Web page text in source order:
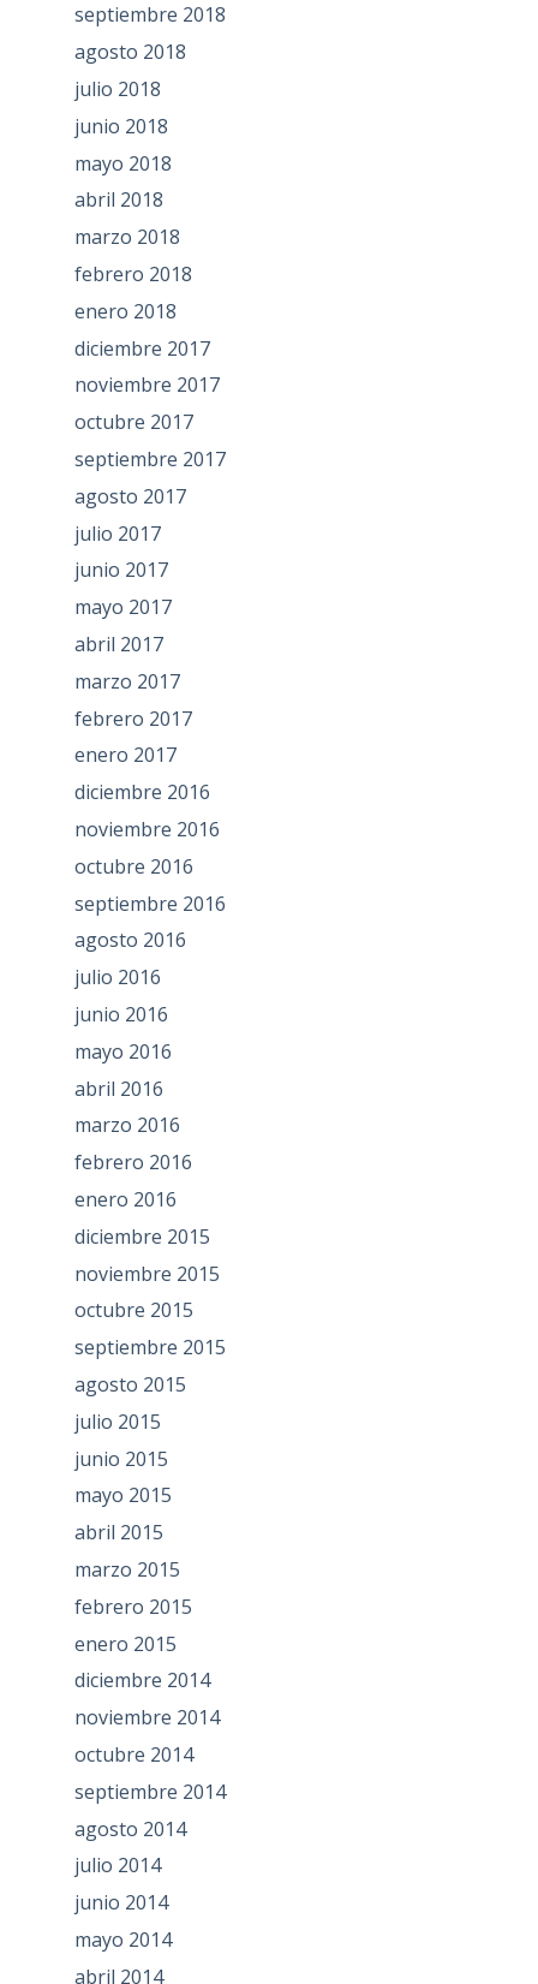
septiembre 2018
agosto 2018
julio 2018
junio 2018
mayo 2018
abril 2018
marzo 2018
febrero 2018
enero 2018
diciembre 2017
noviembre 2017
octubre 2017
septiembre 2017
agosto 2017
julio 2017
junio 2017
mayo 2017
abril 2017
marzo 2017
febrero 2017
enero 2017
diciembre 2016
noviembre 2016
octubre 2016
septiembre 2016
agosto 2016
julio 2016
junio 2016
mayo 2016
abril 2016
marzo 2016
febrero 2016
enero 2016
diciembre 2015
noviembre 2015
octubre 2015
septiembre 2015
agosto 2015
julio 2015
junio 2015
mayo 2015
abril 2015
marzo 2015
febrero 2015
enero 2015
diciembre 2014
noviembre 2014
octubre 2014
septiembre 2014
agosto 2014
julio 2014
junio 2014
mayo 2014
abril 2014